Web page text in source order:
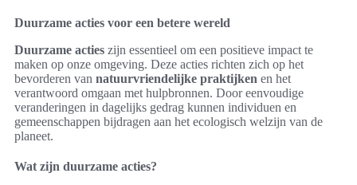
Duurzame acties voor een betere wereld
Duurzame acties zijn essentieel om een positieve impact te
maken op onze omgeving. Deze acties richten zich op het
bevorderen van natuurvriendelijke praktijken en het
verantwoord omgaan met hulpbronnen. Door eenvoudige
veranderingen in dagelijks gedrag kunnen individuen en
gemeenschappen bijdragen aan het ecologisch welzijn van de
planeet.
Wat zijn duurzame acties?